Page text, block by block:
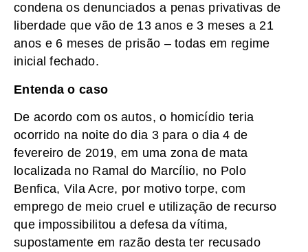
condena os denunciados a penas privativas de
liberdade que vão de 13 anos e 3 meses a 21
anos e 6 meses de prisão – todas em regime
inicial fechado.
Entenda o caso
De acordo com os autos, o homicídio teria
ocorrido na noite do dia 3 para o dia 4 de
fevereiro de 2019, em uma zona de mata
localizada no Ramal do Marcílio, no Polo
Benfica, Vila Acre, por motivo torpe, com
emprego de meio cruel e utilização de recurso
que impossibilitou a defesa da vítima,
supostamente em razão desta ter recusado